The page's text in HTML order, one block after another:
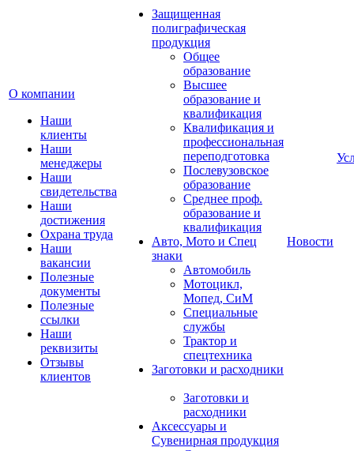
О компании
Наши
клиенты
Наши
менеджеры
Наши
свидетельства
Наши
достижения
Охрана труда
Наши
вакансии
Полезные
документы
Полезные
ссылки
Наши
реквизиты
Отзывы
клиентов
Защищенная
полиграфическая
продукция
Общее
образование
Высшее
образование и
квалификация
Квалификация и
профессиональная
переподготовка
Послевузовское
образование
Среднее проф.
образование и
квалификация
Авто, Мото и Спец
знаки
Автомобиль
Мотоцикл,
Мопед, СиМ
Специальные
службы
Трактор и
спецтехника
Заготовки и расходники
Заготовки и
расходники
Аксессуары и
Сувенирная продукция
Новости